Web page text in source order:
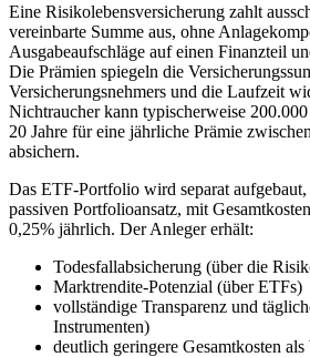
Eine Risikolebensversicherung zahlt
vereinbarte Summe aus, ohne
Ausgabeaufschläge auf einen Finanzteil
Die Prämien spiegeln die
Versicherungsnehmers und die Laufzeit
Nichtraucher kann typischerweise
20 Jahre für eine jährliche Prämie
absichern.
Das ETF-Portfolio wird separat
passiven Portfolioansatz, mit
0,25% jährlich. Der Anleger erhält:
Todesfallabsicherung (über die
Marktrendite-Potenzial (über ETFs)
vollständige Transparenz und
Instrumenten)
deutlich geringere Gesamtkosten